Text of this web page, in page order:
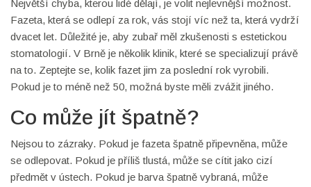
Největší chyba, kterou lidé dělají, je volit nejlevnější možnost.
Fazeta, která se odlepí za rok, vás stojí víc než ta, která vydrží
dvacet let. Důležité je, aby zubař měl zkušenosti s estetickou
stomatologií. V Brně je několik klinik, které se specializují právě
na to. Zeptejte se, kolik fazet jim za poslední rok vyrobili.
Pokud je to méně než 50, možná byste měli zvážit jiného.
Co může jít špatně?
Nejsou to zázraky. Pokud je fazeta špatně připevněna, může
se odlepovat. Pokud je příliš tlustá, může se cítit jako cizí
předmět v ústech. Pokud je barva špatně vybraná, může